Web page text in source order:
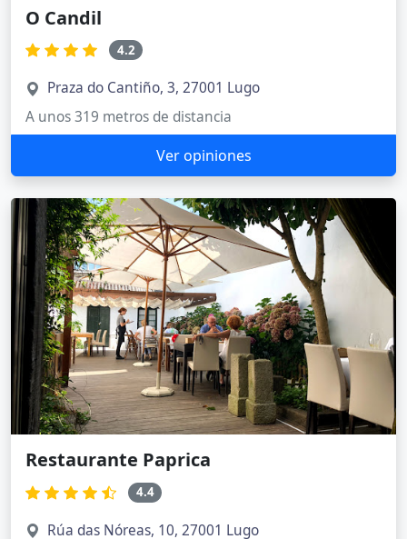
O Candil
4.2
Praza do Cantiño, 3, 27001 Lugo
A unos 319 metros de distancia
Ver opiniones
Restaurante Paprica
4.4
Rúa das Nóreas, 10, 27001 Lugo